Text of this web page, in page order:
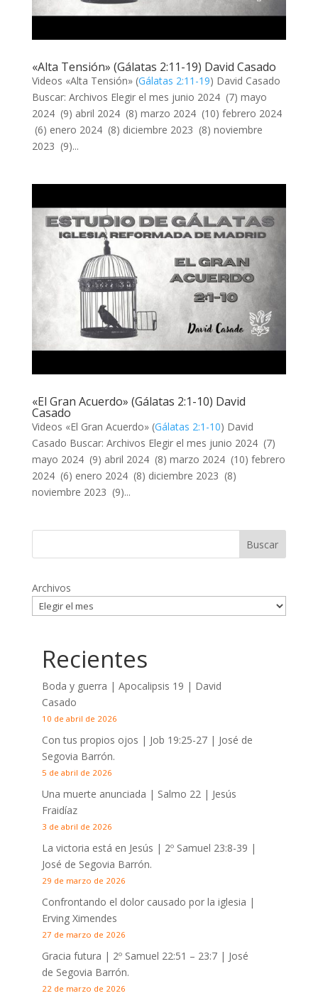
«Alta Tensión» (Gálatas 2:11-19) David Casado
Videos «Alta Tensión» (Gálatas 2:11-19) David Casado
Buscar: Archivos Elegir el mes junio 2024 (7) mayo
2024 (9) abril 2024 (8) marzo 2024 (10) febrero 2024
(6) enero 2024 (8) diciembre 2023 (8) noviembre
2023 (9)...
«El Gran Acuerdo» (Gálatas 2:1-10) David
Casado
Videos «El Gran Acuerdo» (Gálatas 2:1-10) David
Casado Buscar: Archivos Elegir el mes junio 2024 (7)
mayo 2024 (9) abril 2024 (8) marzo 2024 (10) febrero
2024 (6) enero 2024 (8) diciembre 2023 (8)
noviembre 2023 (9)...
Archivos
Recientes
Boda y guerra | Apocalipsis 19 | David
Casado
10 de abril de 2026
Con tus propios ojos | Job 19:25-27| José de
Segovia Barrón.
5 de abril de 2026
Una muerte anunciada | Salmo 22| Jesús
Fraidíaz
3 de abril de 2026
La victoria está en Jesús | 2º Samuel 23:8-39 |
José de Segovia Barrón.
29 de marzo de 2026
Confrontando el dolor causado por la iglesia |
Erving Ximendes
27 de marzo de 2026
Gracia futura | 2º Samuel 22:51 – 23:7| José
de Segovia Barrón.
22 de marzo de 2026